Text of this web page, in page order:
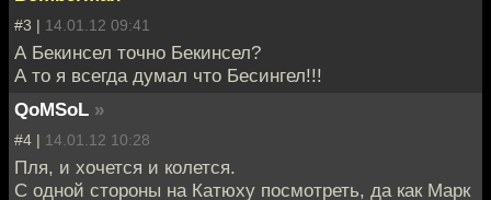
#3 | 14.01.12 09:41
А Бекинсел точно Бекинсел?
А то я всегда думал что Бесингел!!!
QoMSoL »
#4 | 14.01.12 10:28
Пля, и хочется и колется.
С одной стороны на Катюху посмотреть, да как Марк